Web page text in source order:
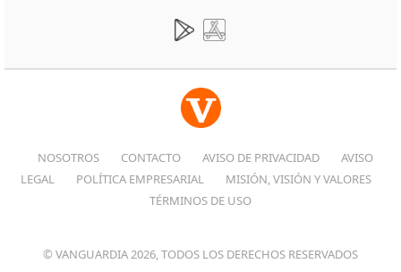
NOSOTROS CONTACTO AVISO DE PRIVACIDAD
AVISO
LEGAL
POLÍTICA EMPRESARIAL
MISIÓN, VISIÓN Y VALORES
TÉRMINOS DE USO
© VANGUARDIA 2026, TODOS LOS DERECHOS RESERVADOS